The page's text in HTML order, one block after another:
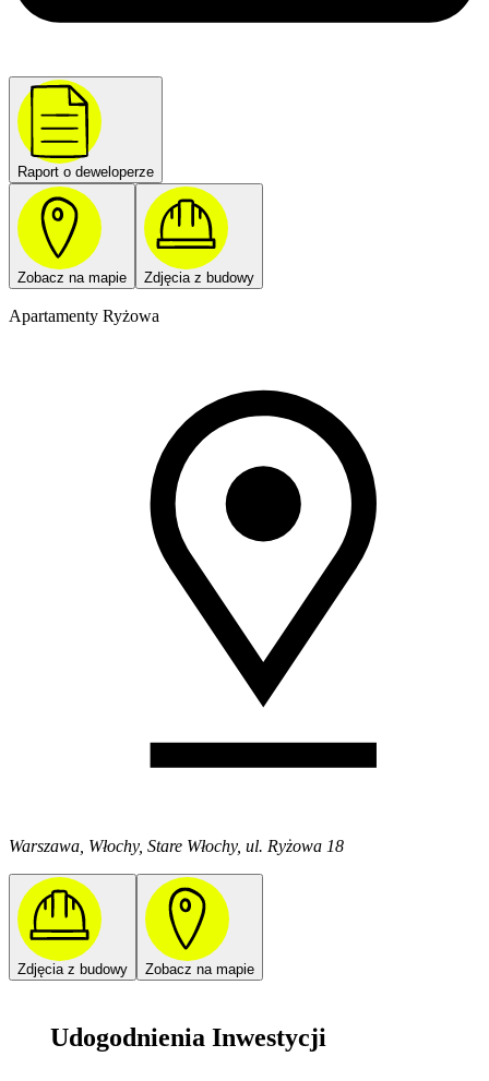
Raport o deweloperze
Zobacz na mapie Zdjęcia z budowy
Apartamenty Ryżowa
Warszawa, Włochy, Stare Włochy, ul. Ryżowa 18
Zdjęcia z budowy Zobacz na mapie
Udogodnienia Inwestycji